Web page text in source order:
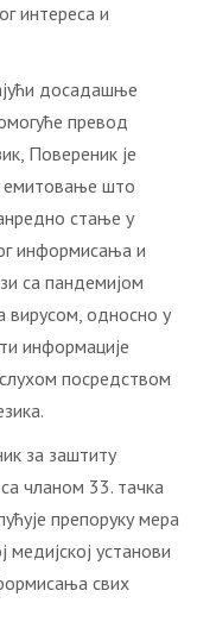
интереса и
досадашње
превод
Повереник је
што
стање у
информисања и
са пандемијом
вирусом, односно у
информације
посредством
за заштиту
чланом 33. тачка
препоруку мера
медијској установи
свих